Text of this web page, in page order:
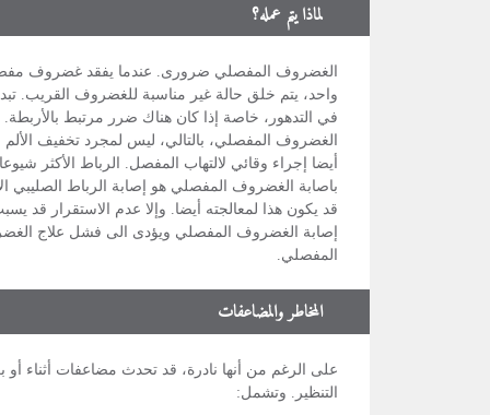
لماذا يتم عمله؟
الغضروف المفصلي ضرورى. عندما يفقد غضروف
واحد، يتم خلق حالة غير مناسبة للغضروف القريب.
في التدهور، خاصة إذا كان هناك ضرر مرتبط بالأربطة.
الغضروف المفصلي، بالتالي، ليس لمجرد تخفيف
أيضا إجراء وقائي لالتهاب المفصل. الرباط الأكثر
باصابة الغضروف المفصلي هو إصابة الرباط الصليبي
قد يكون هذا لمعالجته أيضا. وإلا عدم الاستقرار قد
إصابة الغضروف المفصلي ويؤدى الى فشل علاج
المفصلي.
المخاطر والمضاعفات
على الرغم من أنها نادرة، قد تحدث مضاعفات أثناء أو
التنظير. وتشمل: